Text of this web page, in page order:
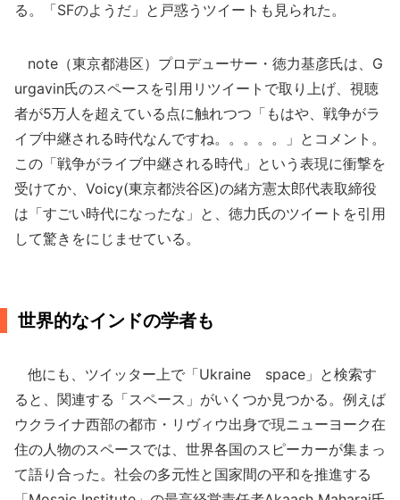
る。「SFのようだ」と戸惑うツイートも見られた。
note（東京都港区）プロデューサー・徳力基彦氏は、G
urgavin氏のスペースを引用リツイートで取り上げ、視聴
者が5万人を超えている点に触れつつ「もはや、戦争がラ
イブ中継される時代なんですね。。。。。」とコメント。
この「戦争がライブ中継される時代」という表現に衝撃を
受けてか、Voicy(東京都渋谷区)の緒方憲太郎代表取締役
は「すごい時代になったな」と、徳力氏のツイートを引用
して驚きをにじませている。
世界的なインドの学者も
他にも、ツイッター上で「Ukraine space」と検索す
ると、関連する「スペース」がいくつか見つかる。例えば
ウクライナ西部の都市・リヴィウ出身で現ニューヨーク在
住の人物のスペースでは、世界各国のスピーカーが集まっ
て語り合った。社会の多元性と国家間の平和を推進する